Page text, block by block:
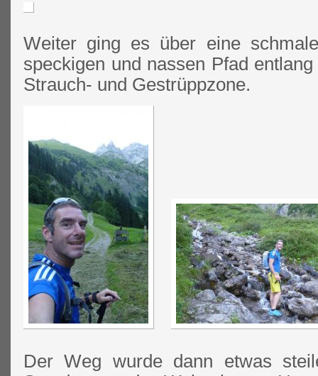
Weiter ging es über eine
speckigen und nassen Pfad
Strauch- und Gestrüppzone.
Der Weg wurde dann etwas